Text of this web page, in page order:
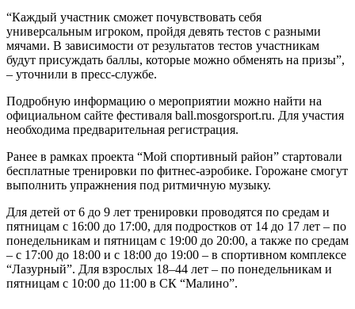
“Каждый участник сможет почувствовать себя
универсальным игроком, пройдя девять тестов с разными
мячами. В зависимости от результатов тестов участникам
будут присуждать баллы, которые можно обменять на призы”,
– уточнили в пресс-службе.
Подробную информацию о мероприятии можно найти на
официальном сайте фестиваля ball.mosgorsport.ru. Для участия
необходима предварительная регистрация.
Ранее в рамках проекта “Мой спортивный район” стартовали
бесплатные тренировки по фитнес-аэробике. Горожане смогут
выполнить упражнения под ритмичную музыку.
Для детей от 6 до 9 лет тренировки проводятся по средам и
пятницам с 16:00 до 17:00, для подростков от 14 до 17 лет – по
понедельникам и пятницам с 19:00 до 20:00, а также по средам
– с 17:00 до 18:00 и с 18:00 до 19:00 – в спортивном комплексе
“Лазурный”. Для взрослых 18–44 лет – по понедельникам и
пятницам с 10:00 до 11:00 в СК “Малино”.